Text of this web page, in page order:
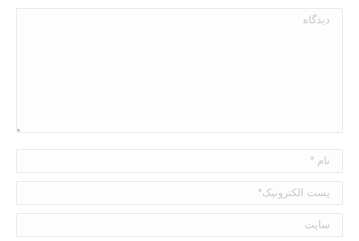
دیدگاه
نام *
پست الکترونیک*
سایت